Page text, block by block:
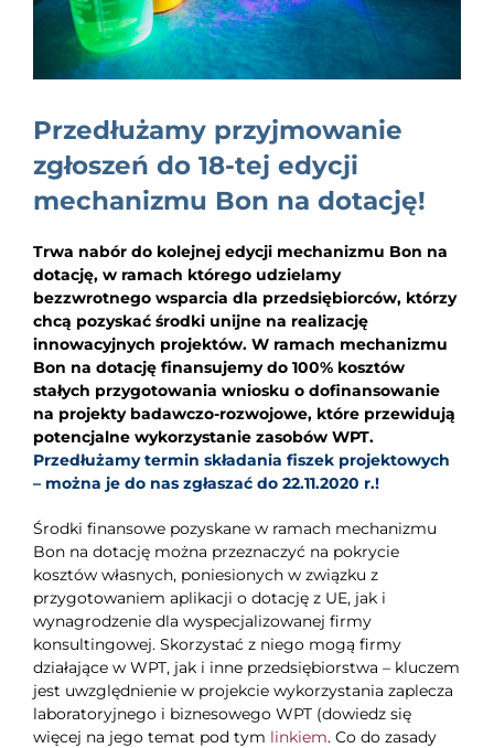
EDUKACJA
KONTAKT
Przedłużamy przyjmowanie
zgłoszeń do 18-tej edycji
mechanizmu Bon na dotację!
Trwa nabór do kolejnej edycji mechanizmu Bon na
dotację, w ramach którego udzielamy
bezzwrotnego wsparcia dla przedsiębiorców, którzy
chcą pozyskać środki unijne na realizację
innowacyjnych projektów. W ramach mechanizmu
Bon na dotację finansujemy do 100% kosztów
stałych przygotowania wniosku o dofinansowanie
na projekty badawczo-rozwojowe, które przewidują
potencjalne wykorzystanie zasobów WPT.
Przedłużamy termin składania fiszek projektowych
– można je do nas zgłaszać do 22.11.2020 r.!
Środki finansowe pozyskane w ramach mechanizmu
Bon na dotację można przeznaczyć na pokrycie
kosztów własnych, poniesionych w związku z
przygotowaniem aplikacji o dotację z UE, jak i
wynagrodzenie dla wyspecjalizowanej firmy
konsultingowej. Skorzystać z niego mogą firmy
działające w WPT, jak i inne przedsiębiorstwa – kluczem
jest uwzględnienie w projekcie wykorzystania zaplecza
laboratoryjnego i biznesowego WPT (dowiedz się
więcej na jego temat pod tym linkiem. Co do zasady